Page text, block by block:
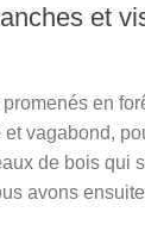
et
en
vagabond,
de bois qui
avons